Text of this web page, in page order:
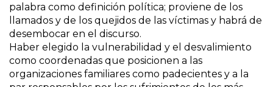
palabra como definición política; proviene de los
llamados y de los quejidos de las víctimas y habrá de
desembocar en el discurso.
Haber elegido la vulnerabilidad y el desvalimiento
como coordenadas que posicionen a las
organizaciones familiares como padecientes y a la